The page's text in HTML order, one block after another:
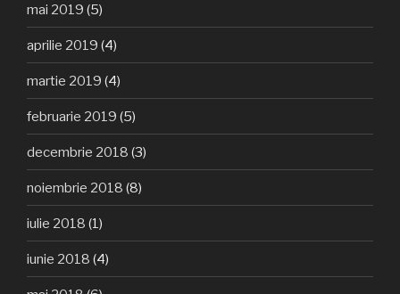
mai 2019 (5)
aprilie 2019 (4)
martie 2019 (4)
februarie 2019 (5)
decembrie 2018 (3)
noiembrie 2018 (8)
iulie 2018 (1)
iunie 2018 (4)